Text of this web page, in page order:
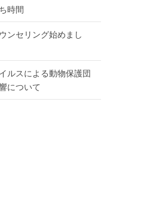
時間
ンセリング始めまし
ルスによる動物保護団
について